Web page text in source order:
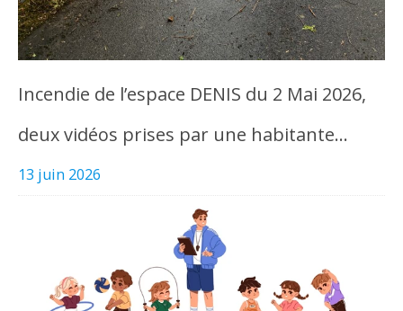
Incendie de l’espace DENIS du 2 Mai 2026,
deux vidéos prises par une habitante…
13 juin 2026